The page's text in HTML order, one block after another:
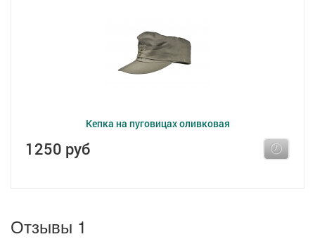
Кепка на пуговицах оливковая
1250 руб
Отзывы 1